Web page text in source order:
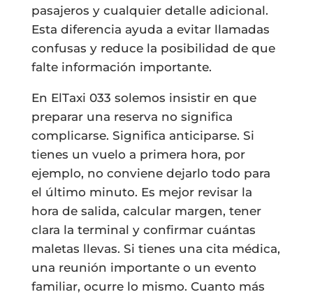
pasajeros y cualquier detalle adicional.
Esta diferencia ayuda a evitar llamadas
confusas y reduce la posibilidad de que
falte información importante.
En ElTaxi 033 solemos insistir en que
preparar una reserva no significa
complicarse. Significa anticiparse. Si
tienes un vuelo a primera hora, por
ejemplo, no conviene dejarlo todo para
el último minuto. Es mejor revisar la
hora de salida, calcular margen, tener
clara la terminal y confirmar cuántas
maletas llevas. Si tienes una cita médica,
una reunión importante o un evento
familiar, ocurre lo mismo. Cuanto más